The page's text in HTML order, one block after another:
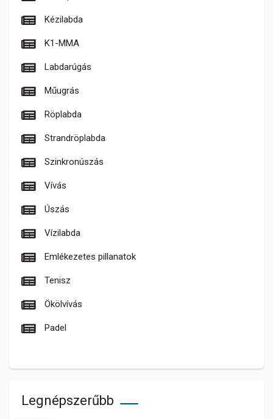
Kézilabda
K1-MMA
Labdarúgás
Műugrás
Röplabda
Strandröplabda
Szinkronúszás
Vívás
Úszás
Vízilabda
Emlékezetes pillanatok
Tenisz
Ökölvívás
Padel
Legnépszerűbb